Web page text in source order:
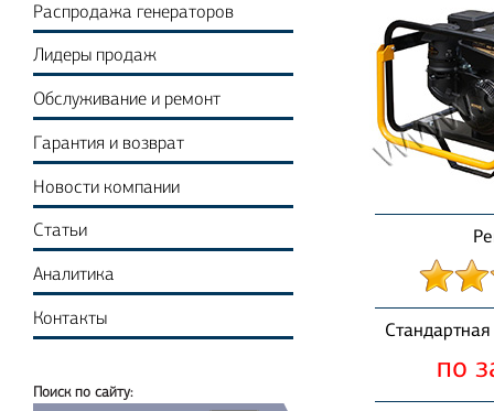
Распродажа генераторов
Лидеры продаж
Обслуживание и ремонт
Гарантия и возврат
Новости компании
Статьи
Аналитика
Контакты
Поиск по сайту:
по